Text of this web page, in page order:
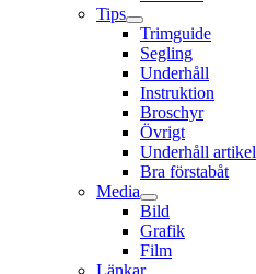
Tips
Trimguide
Segling
Underhåll
Instruktion
Broschyr
Övrigt
Underhåll artikel
Bra förstabåt
Media
Bild
Grafik
Film
Länkar